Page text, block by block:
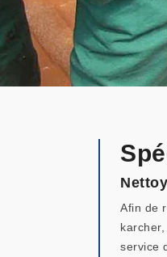
Afin de
service